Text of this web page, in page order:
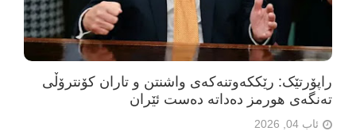
راپۆرتێک: رێککەوتنەکەی واشنتن و تاران کۆنترۆڵی
تەنگەی هورمز دەداتە دەست ئێران
ئاب 04, 2026